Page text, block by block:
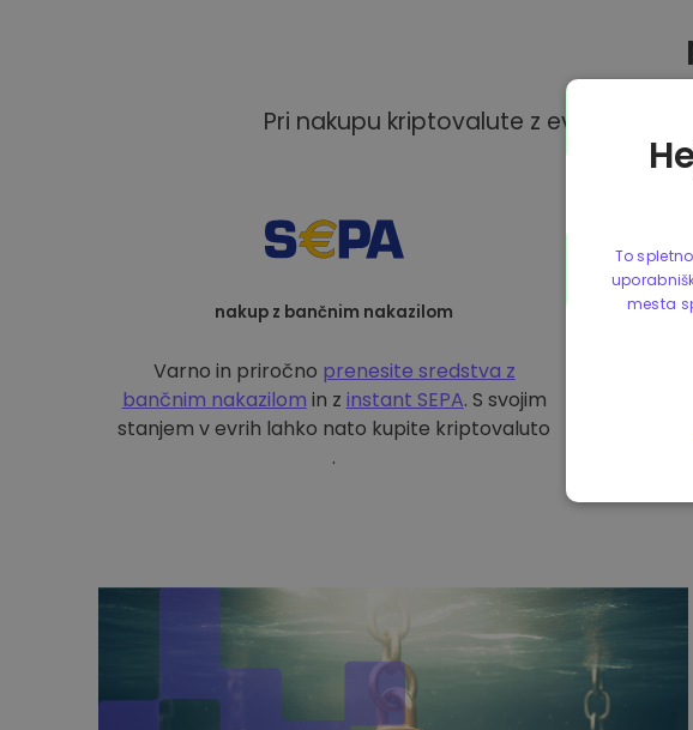
Pri nakupu kriptovalute z evri na
nakup z bančnim nakazilom
Varno in priročno prenesite sredstva z
bančnim nakazilom in z instant SEPA. S svojim
stanjem v evrih lahko nato kupite kriptovaluto
.
To
mesta